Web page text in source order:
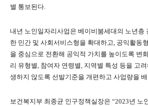
별 통보된다.
내년 노인일자리사업은 베이비붐세대의 노년층
한 민간 및 사회서비스형을 확대하고, 공익활동
을 중심으로 전환해 공익적 가치를 높이도록 변
리 유형별, 참여자 연령별, 지역별 특성 등을 고
생하지 않도록 선발기준을 개편하고 사업량을
보건복지부 최종균 인구정책실장은 “2023년 노